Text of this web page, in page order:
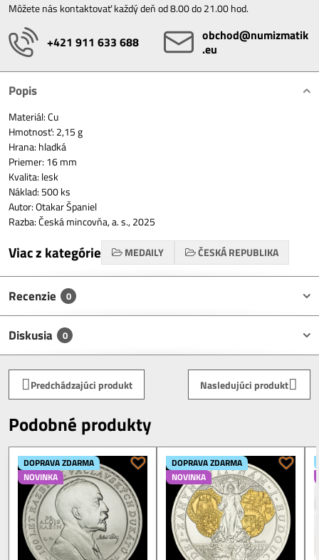
Môžete nás kontaktovať každý deň od 8.00 do 21.00 hod.
+421 911 633 688
obchod​@numizmatik​
.eu
Popis
Materiál: Cu
Hmotnosť: 2,15 g
Hrana: hladká
Priemer: 16 mm
Kvalita: lesk
Náklad: 500 ks
Autor: Otakar Španiel
Razba: Česká mincovňa, a. s., 2025
Viac z kategórie MEDAILY ČESKÁ REPUBLIKA
Recenzie 0
Diskusia 0
Predchádzajúci produkt Nasledujúci produkt
Podobné produkty
DOPRAVA ZDARMA
NOVINKA
DOPRAVA ZDARMA
NOVINKA